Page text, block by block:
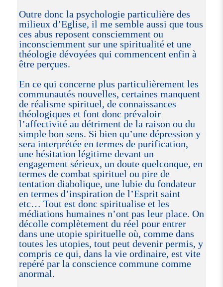
Outre donc la psychologie particulière des
milieux d’Eglise, il me semble aussi que tous
ces abus reposent consciemment ou
inconsciemment sur une spiritualité et une
théologie dévoyées qui commencent enfin à
être perçues.
En ce qui concerne plus particulièrement les
communautés nouvelles, certaines manquent
de réalisme spirituel, de connaissances
théologiques et font donc prévaloir
l’affectivité au détriment de la raison ou du
simple bon sens. Si bien qu’une dépression y
sera interprétée en termes de purification,
une hésitation légitime devant un
engagement sérieux, un doute quelconque, en
termes de combat spirituel ou pire de
tentation diabolique, une lubie du fondateur
en termes d’inspiration de l’Esprit saint
etc… Tout est donc spiritualise et les
médiations humaines n’ont pas leur place. On
décolle complètement du réel pour entrer
dans une utopie spirituelle où, comme dans
toutes les utopies, tout peut devenir permis, y
compris ce qui, dans la vie ordinaire, est vite
repéré par la conscience commune comme
anormal.